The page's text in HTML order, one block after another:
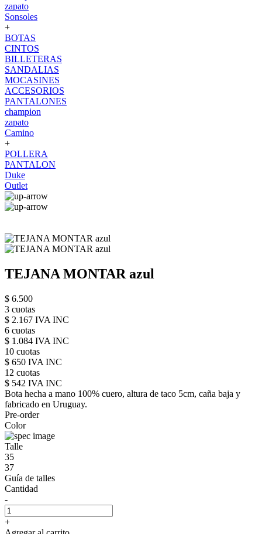
zapato
Sonsoles
+
BOTAS
CINTOS
BILLETERAS
SANDALIAS
MOCASINES
ACCESORIOS
PANTALONES
champion
zapato
Camino
+
POLLERA
PANTALON
Duke
Outlet
TEJANA MONTAR azul
$ 6.500
3 cuotas
$ 2.167 IVA INC
6 cuotas
$ 1.084 IVA INC
10 cuotas
$ 650 IVA INC
12 cuotas
$ 542 IVA INC
Bota hecha a mano 100% cuero, altura de taco 5cm, caña baja y
fabricado en Uruguay.
Pre-order
Color
Talle
35
37
Guía de talles
Cantidad
-
+